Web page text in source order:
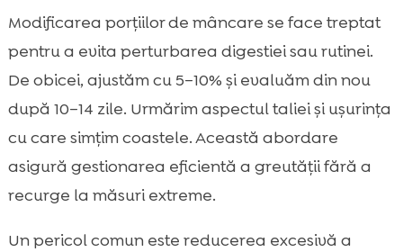
Modificarea porțiilor de mâncare se face treptat
pentru a evita perturbarea digestiei sau rutinei.
De obicei, ajustăm cu 5–10% și evaluăm din nou
după 10–14 zile. Urmărim aspectul taliei și ușurința
cu care simțim coastele. Această abordare
asigură gestionarea eficientă a greutății fără a
recurge la măsuri extreme.
Un pericol comun este reducerea excesivă a